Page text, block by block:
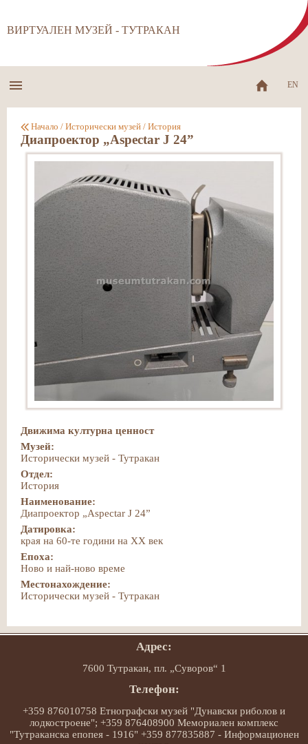
ВИРТУАЛЕН МУЗЕЙ - ТУТРАКАН
EN
Начало / Исторически музей / История
Диапроектор „Aspectar J 24”
Движима културна ценност
Музей:
Исторически музей - Тутракан
Отдел:
История
Наименование:
Диапроектор „Aspectar J 24”
Датировка:
края на 60-те години на ХХ век
Епоха:
Ново и най-ново време
Местонахождение:
Исторически музей - Тутракан
Адрес:
7600 Тутракан, пл. „Суворов“ 1
Телефон:
+359 876010758 Етнографски музей "Дунавски риболов и
лодкостроене"; +359 876408900 Мемориален комплекс
"Тутраканска епопея - 1916" +359 877835887 - Информационен